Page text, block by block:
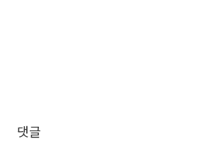
댓글